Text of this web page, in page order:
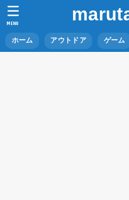
ホーム アウトドア ゲーム
MENU